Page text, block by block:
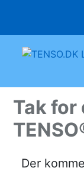
content
Tak
Der